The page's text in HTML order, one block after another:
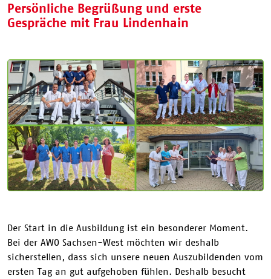
Persönliche Begrüßung und erste
Gespräche mit Frau Lindenhain
Der Start in die Ausbildung ist ein besonderer Moment.
Bei der AWO Sachsen-West möchten wir deshalb
sicherstellen, dass sich unsere neuen Auszubildenden vom
ersten Tag an gut aufgehoben fühlen. Deshalb besucht